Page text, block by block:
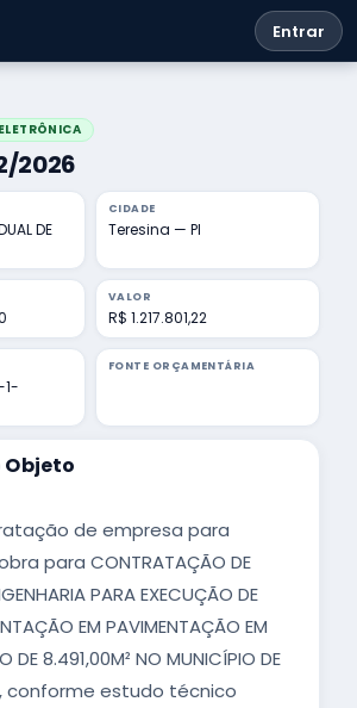
Entrar
2026
DE
CIDADE
Teresina — PI
VALOR
R$ 1.217.801,22
1-
FONTE ORÇAMENTÁRIA
Objeto
de empresa para
para CONTRATAÇÃO DE
PARA EXECUÇÃO DE
EM PAVIMENTAÇÃO EM
DE 8.491,00M² NO MUNICÍPIO DE
conforme estudo técnico